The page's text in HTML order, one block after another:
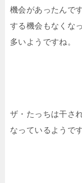
機会があったんで
する機会もなくな
多いようですね。
ザ・たっちは干さ
なっているようです